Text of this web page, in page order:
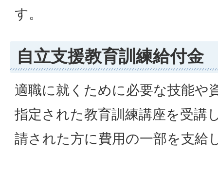
す。
自立支援教育訓練給付金
適職に就くために必要な技能や
指定された教育訓練講座を受講
請された方に費用の一部を支給